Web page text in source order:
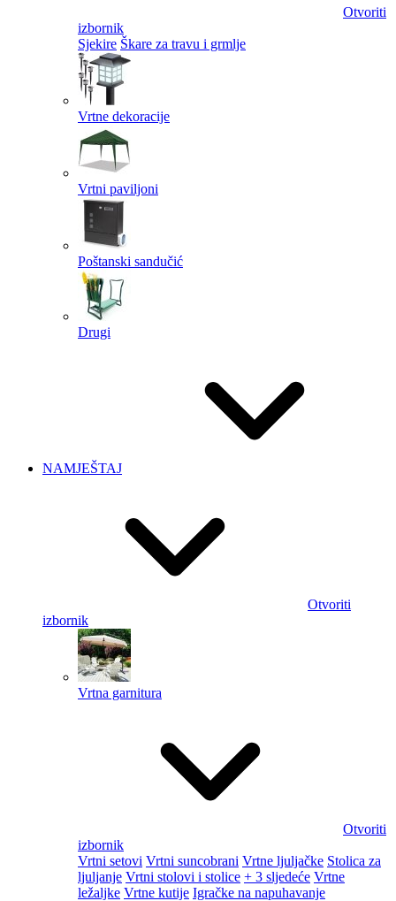
Otvoriti
izbornik
Sjekire Škare za travu i grmlje
Vrtne dekoracije
Vrtni paviljoni
Poštanski sandučić
Drugi
NAMJEŠTAJ
Otvoriti
izbornik
Vrtna garnitura
Otvoriti
izbornik
Vrtni setovi Vrtni suncobrani Vrtne ljuljačke Stolica za
ljuljanje Vrtni stolovi i stolice + 3 sljedeće Vrtne
ležaljke Vrtne kutije Igračke na napuhavanje